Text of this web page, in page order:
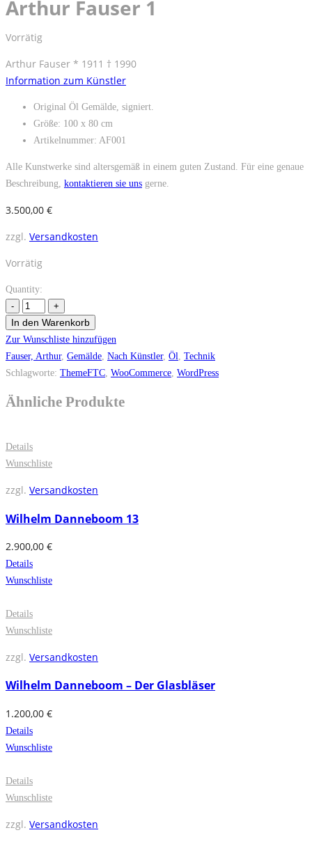
Arthur Fauser 1
Vorrätig
Arthur Fauser * 1911 † 1990
Information zum Künstler
Original Öl Gemälde, signiert.
Größe: 100 x 80 cm
Artikelnummer: AF001
Alle Kunstwerke sind altersgemäß in einem guten Zustand. Für eine genaue
Beschreibung, kontaktieren sie uns gerne.
3.500,00 €
zzgl. Versandkosten
Vorrätig
Quantity:
In den Warenkorb
Zur Wunschliste hinzufügen
Fauser, Arthur, Gemälde Nach Künstler, Öl Technik
Schlagworte: ThemeFTC WooCommerce WordPress
Ähnliche Produkte
Details
Wunschliste
zzgl. Versandkosten
Wilhelm Danneboom 13
2.900,00 €
Details
Wunschliste
Details
Wunschliste
zzgl. Versandkosten
Wilhelm Danneboom – Der Glasbläser
1.200,00 €
Details
Wunschliste
Details
Wunschliste
zzgl. Versandkosten